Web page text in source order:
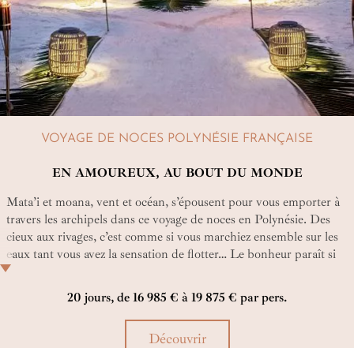
VOYAGE DE NOCES POLYNÉSIE FRANÇAISE
EN AMOUREUX, AU BOUT DU MONDE
Mata’i et moana, vent et océan, s’épousent pour vous emporter à
travers les archipels dans ce voyage de noces en Polynésie. Des
cieux aux rivages, c’est comme si vous marchiez ensemble sur les
eaux tant vous avez la sensation de flotter… Le bonheur paraît si
simple sur les lagons, aux confins du monde…
20 jours, de 16 985 € à 19 875 € par pers.
Découvrir